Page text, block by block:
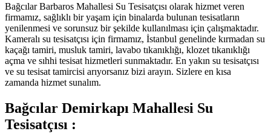
Bağcılar Barbaros Mahallesi Su Tesisatçısı olarak hizmet veren
firmamız, sağlıklı bir yaşam için binalarda bulunan tesisatların
yenilenmesi ve sorunsuz bir şekilde kullanılması için çalışmaktadır.
Kameralı su tesisatçısı için firmamız, İstanbul genelinde kırmadan su
kaçağı tamiri, musluk tamiri, lavabo tıkanıklığı, klozet tıkanıklığı
açma ve sıhhi tesisat hizmetleri sunmaktadır. En yakın su tesisatçısı
ve su tesisat tamircisi arıyorsanız bizi arayın. Sizlere en kısa
zamanda hizmet sunalım.
Bağcılar Demirkapı Mahallesi Su
Tesisatçısı :